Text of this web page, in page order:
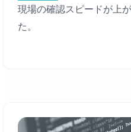
現場の確認スピードが上
た。